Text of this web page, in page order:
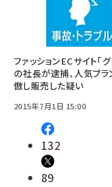
ファッションECサイト「グ
の社長が逮捕、人気ブラ
倣し販売した疑い
2015年7月1日 15:00
132
89